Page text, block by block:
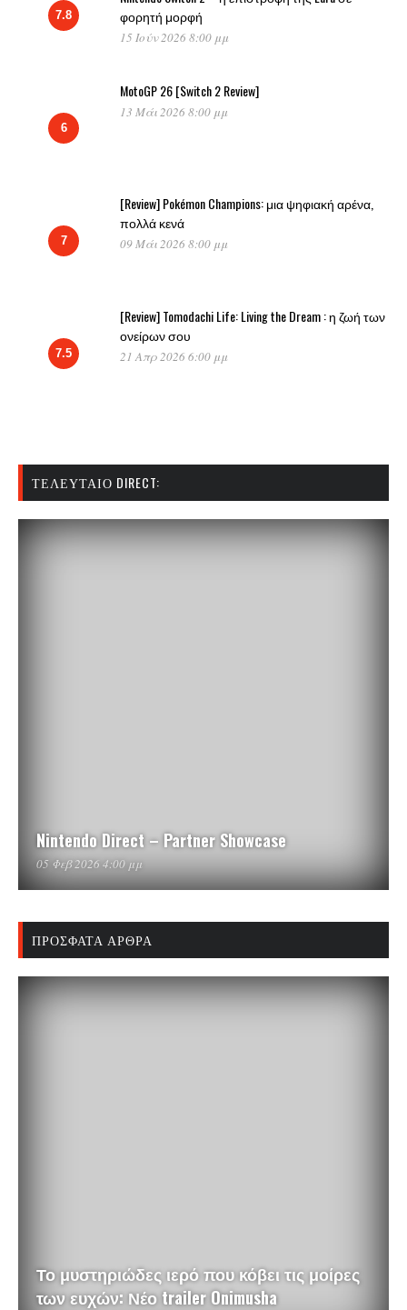
7.8
φορητή μορφή
15 Ιούν 2026 8:00 μμ
6
MotoGP 26 [Switch 2 Review]
13 Μάι 2026 8:00 μμ
7
[Review] Pokémon Champions: μια ψηφιακή αρένα,
πολλά κενά
09 Μάι 2026 8:00 μμ
7.5
[Review] Tomodachi Life: Living the Dream : η ζωή των
ονείρων σου
21 Απρ 2026 6:00 μμ
ΤΕΛΕΥΤΑΊΟ DIRECT:
Nintendo Direct – Partner Showcase
05 Φεβ 2026 4:00 μμ
ΠΡΌΣΦΑΤΑ ΆΡΘΡΑ
Το μυστηριώδες ιερό που κόβει τις μοίρες
των ευχών: Νέο trailer Onimusha